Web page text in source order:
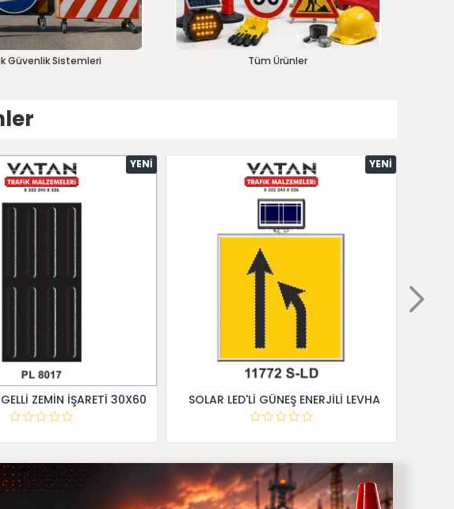
Güvenlik Sistemleri Tüm Ürünler
YENI
ZEMİN İŞARETİ 30X60
YENI
SOLAR LED'Lİ GÜNEŞ ENERJİLİ LEVHA